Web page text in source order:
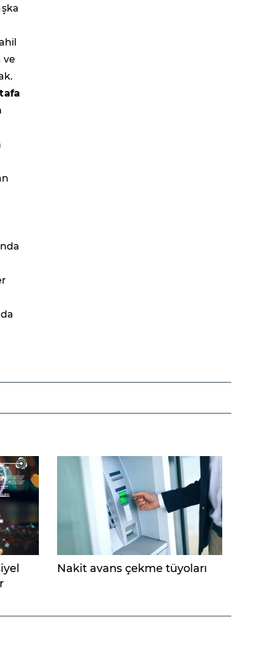
ve
Nakit avans çekme tüyoları